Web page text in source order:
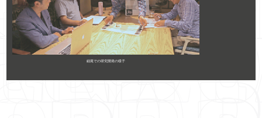
細尾での研究開発の様子